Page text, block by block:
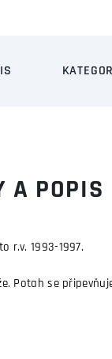
A POPIS
r.v. 1993-1997.
Potah se